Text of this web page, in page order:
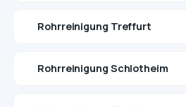
Rohrreinigung Treffurt
Rohrreinigung Schlotheim